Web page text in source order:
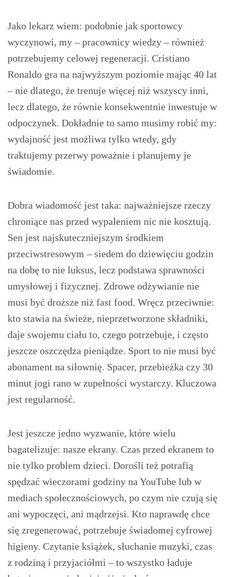
Jako lekarz wiem: podobnie jak sportowcy
wyczynowi, my – pracownicy wiedzy – również
potrzebujemy celowej regeneracji. Cristiano
Ronaldo gra na najwyższym poziomie mając 40 lat
– nie dlatego, że trenuje więcej niż wszyscy inni,
lecz dlatego, że równie konsekwentnie inwestuje w
odpoczynek. Dokładnie to samo musimy robić my:
wydajność jest możliwa tylko wtedy, gdy
traktujemy przerwy poważnie i planujemy je
świadomie.
Dobra wiadomość jest taka: najważniejsze rzeczy
chroniące nas przed wypaleniem nic nie kosztują.
Sen jest najskuteczniejszym środkiem
przeciwstresowym – siedem do dziewięciu godzin
na dobę to nie luksus, lecz podstawa sprawności
umysłowej i fizycznej. Zdrowe odżywianie nie
musi być droższe niż fast food. Wręcz przeciwnie:
kto stawia na świeże, nieprzetworzone składniki,
daje swojemu ciału to, czego potrzebuje, i często
jeszcze oszczędza pieniądze. Sport to nie musi być
abonament na siłownię. Spacer, przebieżka czy 30
minut jogi rano w zupełności wystarczy. Kluczowa
jest regularność.
Jest jeszcze jedno wyzwanie, które wielu
bagatelizuje: nasze ekrany. Czas przed ekranem to
nie tylko problem dzieci. Dorośli też potrafią
spędzać wieczorami godziny na YouTube lub w
mediach społecznościowych, po czym nie czują się
ani wypoczęci, ani mądrzejsi. Kto naprawdę chce
się zregenerować, potrzebuje świadomej cyfrowej
higieny. Czytanie książek, słuchanie muzyki, czas
z rodziną i przyjaciółmi – to wszystko ładuje